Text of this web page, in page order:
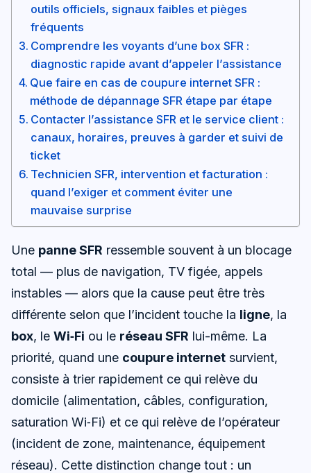
outils officiels, signaux faibles et pièges
fréquents
Comprendre les voyants d’une box SFR :
diagnostic rapide avant d’appeler l’assistance
Que faire en cas de coupure internet SFR :
méthode de dépannage SFR étape par étape
Contacter l’assistance SFR et le service client :
canaux, horaires, preuves à garder et suivi de
ticket
Technicien SFR, intervention et facturation :
quand l’exiger et comment éviter une
mauvaise surprise
Une panne SFR ressemble souvent à un blocage
total — plus de navigation, TV figée, appels
instables — alors que la cause peut être très
différente selon que l’incident touche la ligne, la
box, le Wi‑Fi ou le réseau SFR lui-même. La
priorité, quand une coupure internet survient,
consiste à trier rapidement ce qui relève du
domicile (alimentation, câbles, configuration,
saturation Wi‑Fi) et ce qui relève de l’opérateur
(incident de zone, maintenance, équipement
réseau). Cette distinction change tout : un